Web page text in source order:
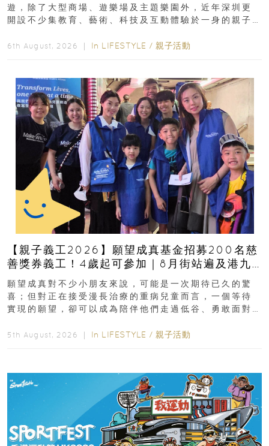
遊，除了大型商場、遊樂場及主題樂園外，近年深圳更
開設不少集教育、藝術、科技及互動體驗於一身的親子
6th August, 2026 ｜ In LIFESTYLE / 親子活動
【親子義工2026】願望成真基金招募200名慈
善獎券義工！4歲起可參加｜8月街站遍及港九
新界
願望成真對不少小朋友來說，可能是一次期待已久的驚
喜；但對正在接受漫長治療的重病兒童而言，一個等待
實現的願望，卻可以成為陪伴他們走過低谷、勇敢面對
5th August, 2026 ｜ In LIFESTYLE / 親子活動